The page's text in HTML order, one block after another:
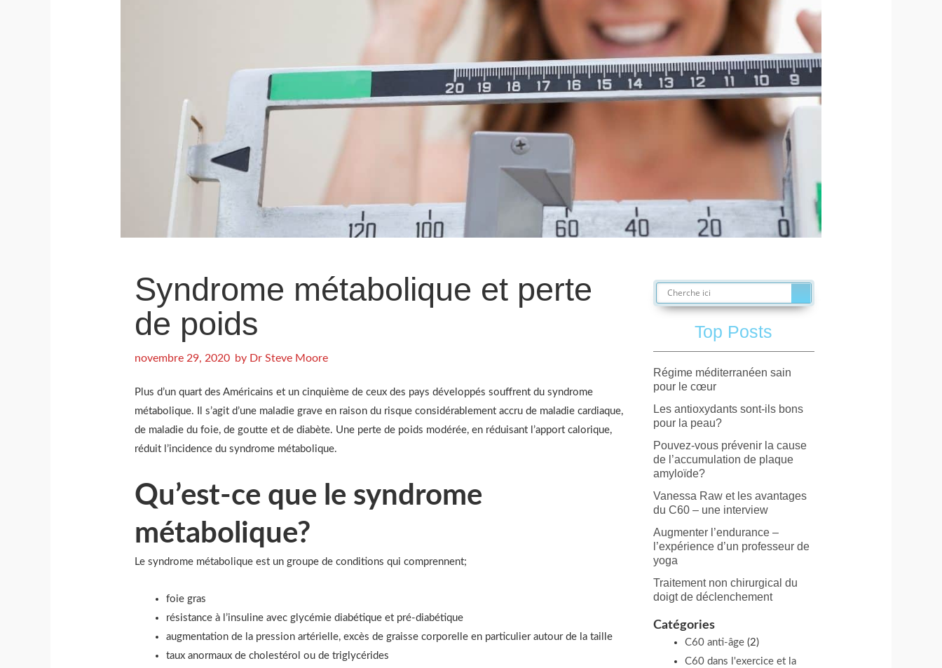
Syndrome métabolique et perte
de poids
novembre 29, 2020 by Dr Steve Moore
Plus d’un quart des Américains et un cinquième de ceux des pays développés souffrent du syndrome
métabolique. Il s’agit d’une maladie grave en raison du risque considérablement accru de maladie cardiaque,
de maladie du foie, de goutte et de diabète. Une perte de poids modérée, en réduisant l’apport calorique,
réduit l’incidence du syndrome métabolique.
Qu’est-ce que le syndrome
métabolique?
Le syndrome métabolique est un groupe de conditions qui comprennent;
foie gras
résistance à l’insuline avec glycémie diabétique et pré-diabétique
augmentation de la pression artérielle, excès de graisse corporelle en particulier autour de la taille
taux anormaux de cholestérol ou de triglycérides
Top Posts
Régime méditerranéen sain
pour le cœur
Les antioxydants sont-ils bons
pour la peau?
Pouvez-vous prévenir la cause
de l’accumulation de plaque
amyloïde?
Vanessa Raw et les avantages
du C60 – une interview
Augmenter l’endurance –
l’expérience d’un professeur de
yoga
Traitement non chirurgical du
doigt de déclenchement
Catégories
C60 anti-âge(2)
C60 dans l'exercice et la